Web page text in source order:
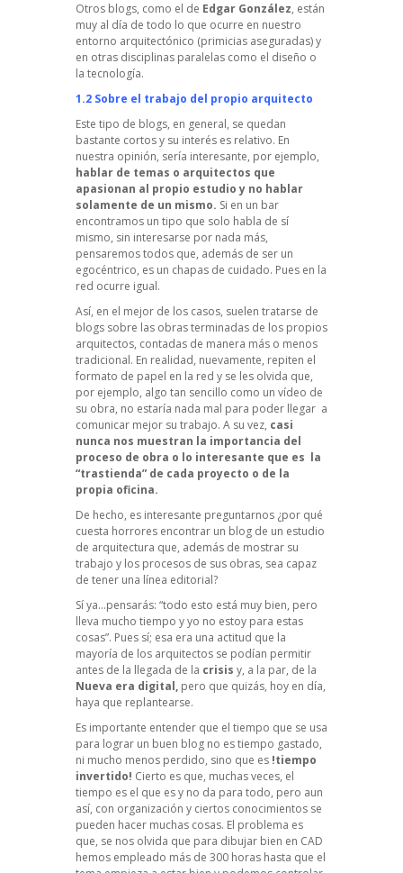
Otros blogs, como el de Edgar González, están
muy al día de todo lo que ocurre en nuestro
entorno arquitectónico (primicias aseguradas) y
en otras disciplinas paralelas como el diseño o
la tecnología.
1.2 Sobre el trabajo del propio arquitecto
Este tipo de blogs, en general, se quedan
bastante cortos y su interés es relativo. En
nuestra opinión, sería interesante, por ejemplo,
hablar de temas o arquitectos que
apasionan al propio estudio y no hablar
solamente de un mismo. Si en un bar
encontramos un tipo que solo habla de sí
mismo, sin interesarse por nada más,
pensaremos todos que, además de ser un
egocéntrico, es un chapas de cuidado. Pues en la
red ocurre igual.
Así, en el mejor de los casos, suelen tratarse de
blogs sobre las obras terminadas de los propios
arquitectos, contadas de manera más o menos
tradicional. En realidad, nuevamente, repiten el
formato de papel en la red y se les olvida que,
por ejemplo, algo tan sencillo como un vídeo de
su obra, no estaría nada mal para poder llegar a
comunicar mejor su trabajo. A su vez, casi
nunca nos muestran la importancia del
proceso de obra o lo interesante que es la
“trastienda” de cada proyecto o de la
propia oficina.
De hecho, es interesante preguntarnos ¿por qué
cuesta horrores encontrar un blog de un estudio
de arquitectura que, además de mostrar su
trabajo y los procesos de sus obras, sea capaz
de tener una línea editorial?
Sí ya…pensarás: “todo esto está muy bien, pero
lleva mucho tiempo y yo no estoy para estas
cosas”. Pues sí; esa era una actitud que la
mayoría de los arquitectos se podían permitir
antes de la llegada de la crisis y, a la par, de la
Nueva era digital, pero que quizás, hoy en día,
haya que replantearse.
Es importante entender que el tiempo que se usa
para lograr un buen blog no es tiempo gastado,
ni mucho menos perdido, sino que es !tiempo
invertido! Cierto es que, muchas veces, el
tiempo es el que es y no da para todo, pero aun
así, con organización y ciertos conocimientos se
pueden hacer muchas cosas. El problema es
que, se nos olvida que para dibujar bien en CAD
hemos empleado más de 300 horas hasta que el